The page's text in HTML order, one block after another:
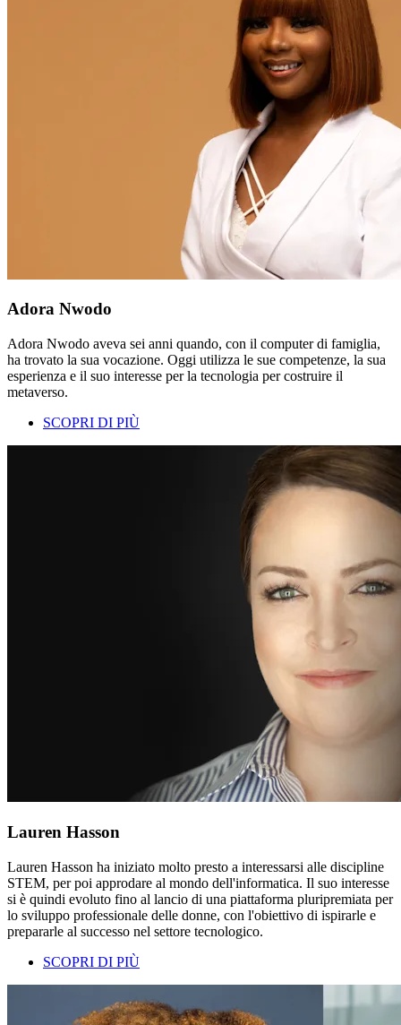
Adora Nwodo
Adora Nwodo aveva sei anni quando, con il computer di famiglia,
ha trovato la sua vocazione. Oggi utilizza le sue competenze, la sua
esperienza e il suo interesse per la tecnologia per costruire il
metaverso.
SCOPRI DI PIÙ
Lauren Hasson
Lauren Hasson ha iniziato molto presto a interessarsi alle discipline
STEM, per poi approdare al mondo dell'informatica. Il suo interesse
si è quindi evoluto fino al lancio di una piattaforma pluripremiata per
lo sviluppo professionale delle donne, con l'obiettivo di ispirarle e
prepararle al successo nel settore tecnologico.
SCOPRI DI PIÙ